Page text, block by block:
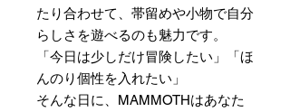
たり合わせて、帯留めや小物で自分
らしさを遊べるのも魅力です。
「今日は少しだけ冒険したい」「ほ
んのり個性を入れたい」
そんな日に、MAMMOTHはあなた